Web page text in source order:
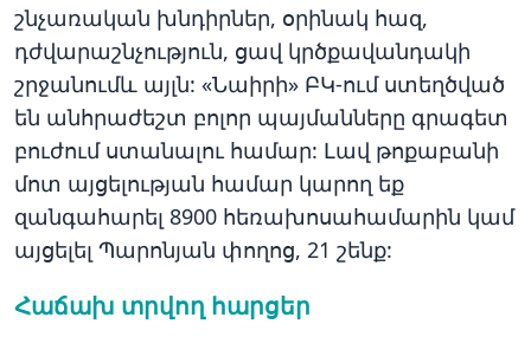
շնչառական խնդիրներ, օրինակ հազ,
դժվարաշնչություն, ցավ կրծքավանդակի
շրջանումև այլն: «Նաիրի» ԲԿ-ում ստեղծված
են անհրաժեշտ բոլոր պայմանները գրագետ
բուժում ստանալու համար: Լավ թոքաբանի
մոտ այցելության համար կարող եք
զանգահարել 8900 հեռախոսահամարին կամ
այցելել Պարոնյան փողոց, 21 շենք:
Հաճախ տրվող հարցեր